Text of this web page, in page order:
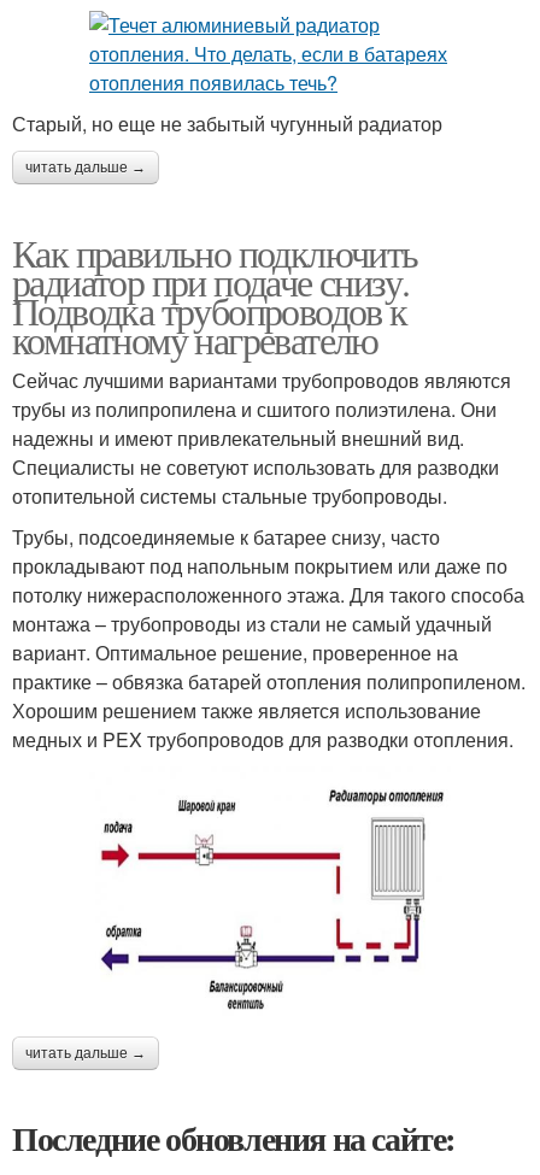
Старый, но еще не забытый чугунный радиатор
читать дальше →
Как правильно подключить
радиатор при подаче снизу.
Подводка трубопроводов к
комнатному нагревателю
Сейчас лучшими вариантами трубопроводов являются
трубы из полипропилена и сшитого полиэтилена. Они
надежны и имеют привлекательный внешний вид.
Специалисты не советуют использовать для разводки
отопительной системы стальные трубопроводы.
Трубы, подсоединяемые к батарее снизу, часто
прокладывают под напольным покрытием или даже по
потолку нижерасположенного этажа. Для такого способа
монтажа – трубопроводы из стали не самый удачный
вариант. Оптимальное решение, проверенное на
практике – обвязка батарей отопления полипропиленом.
Хорошим решением также является использование
медных и PEX трубопроводов для разводки отопления.
читать дальше →
Последние обновления на сайте: